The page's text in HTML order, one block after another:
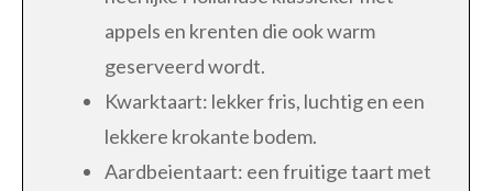
appels en krenten die ook warm
geserveerd wordt.
Kwarktaart: lekker fris, luchtig en een
lekkere krokante bodem.
Aardbeientaart: een fruitige taart met